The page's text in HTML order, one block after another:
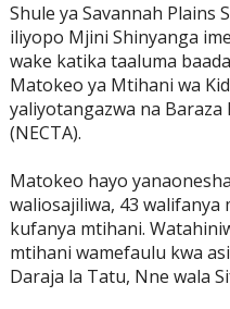
Shule ya Savannah Plains
iliyopo Mjini Shinyanga
wake katika taaluma
Matokeo ya Mtihani wa
yaliyotangazwa na
(NECTA).
Matokeo hayo
waliosajiliwa, 43
kufanya mtihani.
mtihani wamefaulu kwa
Daraja la Tatu, Nne wala